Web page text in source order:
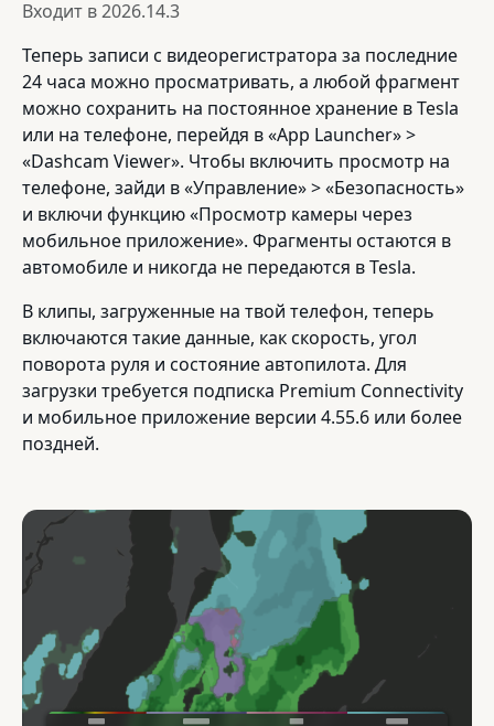
Входит в2026.14.3
Теперь записи с видеорегистратора за последние
24 часа можно просматривать, а любой фрагмент
можно сохранить на постоянное хранение в Tesla
или на телефоне, перейдя в «App Launcher» >
«Dashcam Viewer». Чтобы включить просмотр на
телефоне, зайди в «Управление» > «Безопасность»
и включи функцию «Просмотр камеры через
мобильное приложение». Фрагменты остаются в
автомобиле и никогда не передаются в Tesla.
В клипы, загруженные на твой телефон, теперь
включаются такие данные, как скорость, угол
поворота руля и состояние автопилота. Для
загрузки требуется подписка Premium Connectivity
и мобильное приложение версии 4.55.6 или более
поздней.